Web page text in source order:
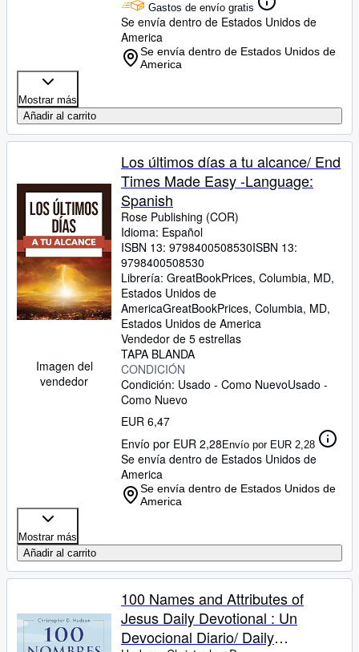
Gastos de envío gratis
Se envía dentro de Estados Unidos de
America
Se envía dentro de Estados Unidos de
America
Mostrar más
Añadir al carrito
Imagen del
vendedor
Los últimos días a tu alcance/ End
Times Made Easy -Language:
Spanish
Rose Publishing (COR)
Idioma: Español
ISBN 13: 9798400508530ISBN 13:
9798400508530
Librería: GreatBookPrices, Columbia, MD,
Estados Unidos de
AmericaGreatBookPrices, Columbia, MD,
Estados Unidos de America
Vendedor de 5 estrellas
TAPA BLANDA
CONDICIÓN
Condición: Usado - Como NuevoUsado -
Como Nuevo
EUR 6,47
Envío por EUR 2,28Envío por EUR 2,28
Se envía dentro de Estados Unidos de
America
Se envía dentro de Estados Unidos de
America
Mostrar más
Añadir al carrito
100 Names and Attributes of
Jesus Daily Devotional : Un
Devocional Diario/ Daily